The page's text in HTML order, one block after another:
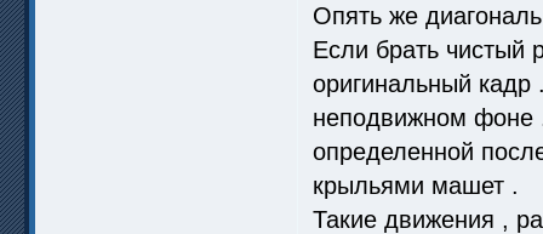
Опять же
Если брать чистый
оригинальный
неподвижном фоне
определенной
крыльями машет .
Такие движения ,